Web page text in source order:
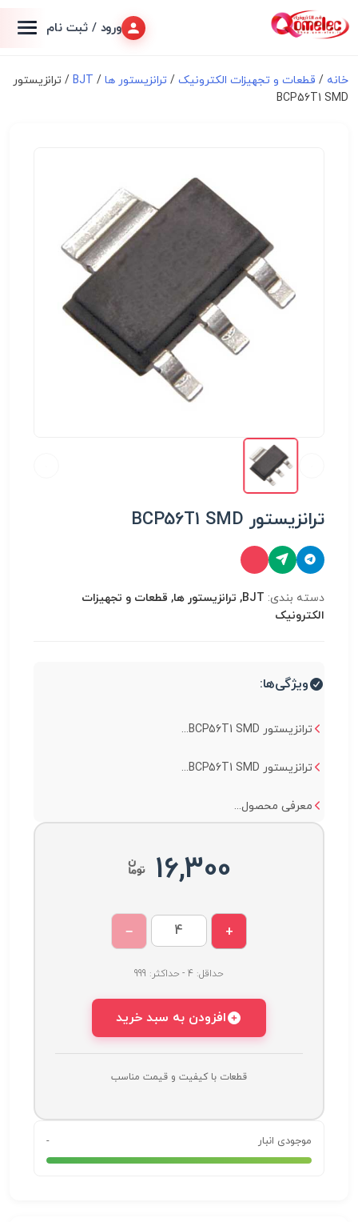
ورود / ثبت نام
خانه / قطعات و تجهیزات الکترونیک/ ترانزیستور ها /
BJT/ ترانزیستور
BCP56T1 SMD
ترانزیستور BCP56T1 SMD
دسته بندی:
BJT, ترانزیستور ها, قطعات و تجهیزات
الکترونیک
ویژگی‌ها:
ترانزیستور BCP56T1 SMD...
ترانزیستور BCP56T1 SMD...
معرفی محصول...
16,300
+
−
حداقل: 4 - حداکثر: 999
افزودن به سبد خرید
قطعات با کیفیت و قیمت مناسب
موجودی انبار -